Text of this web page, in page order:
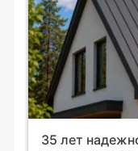
35 лет